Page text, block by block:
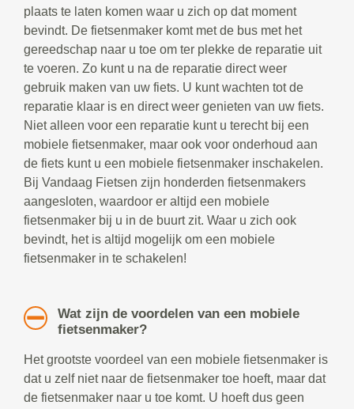
plaats te laten komen waar u zich op dat moment
bevindt. De fietsenmaker komt met de bus met het
gereedschap naar u toe om ter plekke de reparatie uit
te voeren. Zo kunt u na de reparatie direct weer
gebruik maken van uw fiets. U kunt wachten tot de
reparatie klaar is en direct weer genieten van uw fiets.
Niet alleen voor een reparatie kunt u terecht bij een
mobiele fietsenmaker, maar ook voor onderhoud aan
de fiets kunt u een mobiele fietsenmaker inschakelen.
Bij Vandaag Fietsen zijn honderden fietsenmakers
aangesloten, waardoor er altijd een mobiele
fietsenmaker bij u in de buurt zit. Waar u zich ook
bevindt, het is altijd mogelijk om een mobiele
fietsenmaker in te schakelen!
Wat zijn de voordelen van een mobiele
fietsenmaker?
Het grootste voordeel van een mobiele fietsenmaker is
dat u zelf niet naar de fietsenmaker toe hoeft, maar dat
de fietsenmaker naar u toe komt. U hoeft dus geen